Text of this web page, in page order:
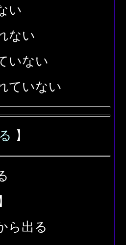
い
ない
いない
ていない
】
】
ら出る